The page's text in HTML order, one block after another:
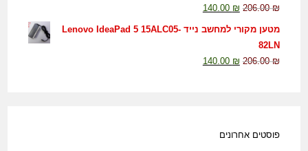
206.00₪
140.00 ₪
מטען מקורי למחשב נייד Lenovo IdeaPad 5 15ALC05-
82LN
206.00₪
140.00 ₪
פוסטים אחרונים